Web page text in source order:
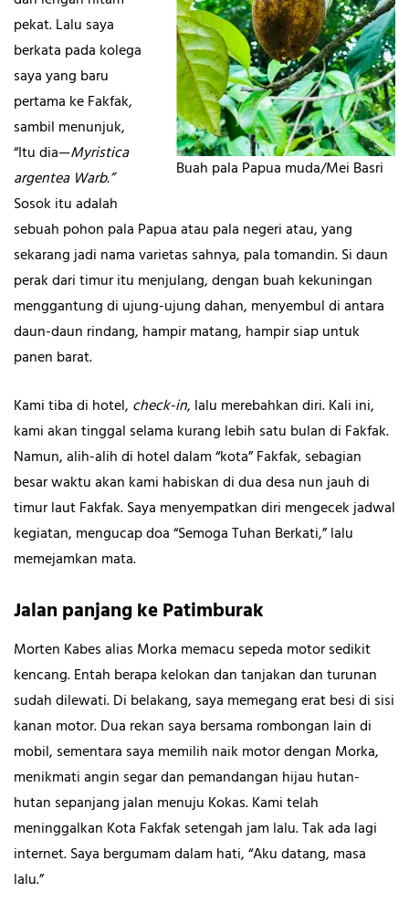
Buah pala Papua muda/Mei Basri
pekat. Lalu saya
berkata pada kolega
saya yang baru
pertama ke Fakfak,
sambil menunjuk,
“Itu dia—Myristica
argentea Warb.”
Sosok itu adalah
sebuah pohon pala Papua atau pala negeri atau, yang
sekarang jadi nama varietas sahnya, pala tomandin. Si daun
perak dari timur itu menjulang, dengan buah kekuningan
menggantung di ujung-ujung dahan, menyembul di antara
daun-daun rindang, hampir matang, hampir siap untuk
panen barat.
Kami tiba di hotel, check-in, lalu merebahkan diri. Kali ini,
kami akan tinggal selama kurang lebih satu bulan di Fakfak.
Namun, alih-alih di hotel dalam “kota” Fakfak, sebagian
besar waktu akan kami habiskan di dua desa nun jauh di
timur laut Fakfak. Saya menyempatkan diri mengecek jadwal
kegiatan, mengucap doa “Semoga Tuhan Berkati,” lalu
memejamkan mata.
Jalan panjang ke Patimburak
Morten Kabes alias Morka memacu sepeda motor sedikit
kencang. Entah berapa kelokan dan tanjakan dan turunan
sudah dilewati. Di belakang, saya memegang erat besi di sisi
kanan motor. Dua rekan saya bersama rombongan lain di
mobil, sementara saya memilih naik motor dengan Morka,
menikmati angin segar dan pemandangan hijau hutan-
hutan sepanjang jalan menuju Kokas. Kami telah
meninggalkan Kota Fakfak setengah jam lalu. Tak ada lagi
internet. Saya bergumam dalam hati, “Aku datang, masa
lalu.”